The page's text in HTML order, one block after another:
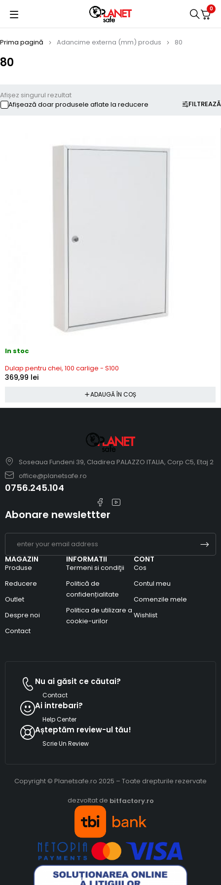
0
80
Prima pagină Adancime externa (mm) produs 80
FILTREAZĂ
Afișez singurul rezultat
Afișează doar produsele aflate la reducere
In stoc
Dulap pentru chei, 100 carlige - S100
369,99 lei
ADAUGĂ ÎN COȘ
Soseaua Fundeni 39, Cladirea PALAZZO ITALIA, Corp C5, Etaj 2
office@planetsafe.ro
0756.245.104
MAGAZIN
Produse
Reducere
Outlet
Despre noi
Contact
INFORMATII
Termeni si condiţii
Politică de
confidențialitate
Politica de utilizare a
cookie-urilor
CONT
Cos
Contul meu
Comenzile mele
Wishlist
Abonare newslettter
Nu ai găsit ce căutai?
Contact
Ai intrebari?
Help Center
Așteptăm review-ul tău!
Scrie Un Review
Copyright © Planetsafe.ro 2025 – Toate drepturile rezervate
dezvoltat de bitfactory.ro